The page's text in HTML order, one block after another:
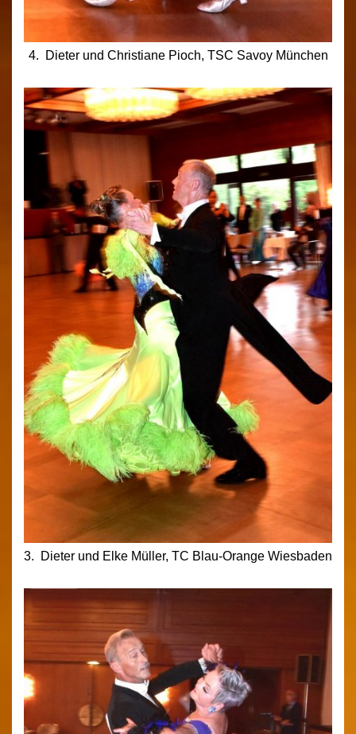
4. Dieter und Christiane Pioch, TSC Savoy München
3. Dieter und Elke Müller, TC Blau-Orange Wiesbaden